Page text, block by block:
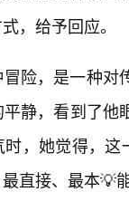
，给予回应。
险，是一种对
静，看到了
，她觉得，
直接、最本💡